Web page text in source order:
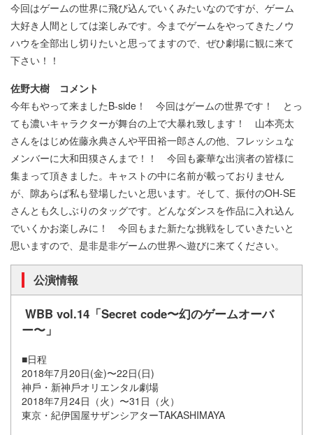
今回はゲームの世界に⾶び込んでいくみたいなのですが、ゲーム
⼤好き⼈間としては楽しみです。今までゲームをやってきたノウ
ハウを全部出し切りたいと思ってますので、ぜひ劇場に観に来て
下さい！！
佐野⼤樹 コメント
今年もやって来ましたB-side！ 今回はゲームの世界です！ とっ
ても濃いキャラクターが舞台の上で⼤暴れ致します！ ⼭本亮太
さんをはじめ佐藤永典さんや平⽥裕⼀郎さんの他、フレッシュな
メンバーに⼤和⽥獏さんまで！！ 今回も豪華な出演者の皆様に
集まって頂きました。キャストの中に名前が載っておりません
が、隙あらば私も登場したいと思います。そして、振付のOH-SE
さんとも久しぶりのタッグです。どんなダンスを作品に⼊れ込ん
でいくかお楽しみに！ 今回もまた新たな挑戦をしていきたいと
思いますので、是⾮是⾮ゲームの世界へ遊びに来てください。
公演情報
WBB vol.14「Secret code〜幻のゲームオーバ
ー〜」
■日程
2018年7⽉20⽇(⾦)〜22⽇(⽇)
神⼾・新神⼾オリエンタル劇場
2018年7⽉24⽇（⽕）〜31⽇（⽕）
東京・紀伊国屋サザンシアターTAKASHIMAYA